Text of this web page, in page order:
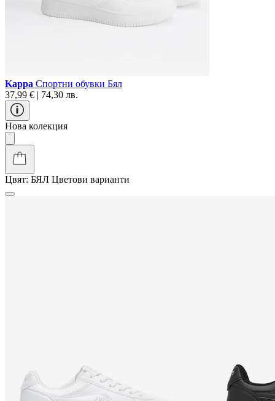
Kappa Спортни обувки Бял
37,99 € | 74,30 лв.
Нова колекция
Цвят: БЯЛ Цветови варианти